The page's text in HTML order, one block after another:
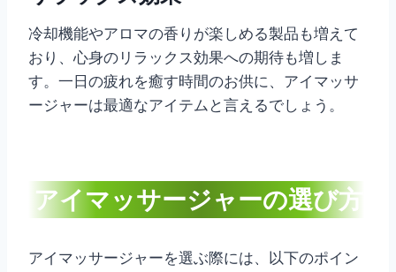
冷却機能やアロマの香りが楽しめる製品も増えて
おり、心身のリラックス効果への期待も増しま
す。一日の疲れを癒す時間のお供に、アイマッサ
ージャーは最適なアイテムと言えるでしょう。
アイマッサージャーの選び方
アイマッサージャーを選ぶ際には、以下のポイン